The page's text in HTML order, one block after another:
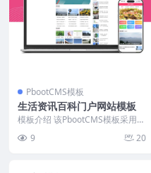
PbootCMS模板
生活资讯百科门户网站模板
模板介绍 该PbootCMS模板采用轻
简洁，...
9 20